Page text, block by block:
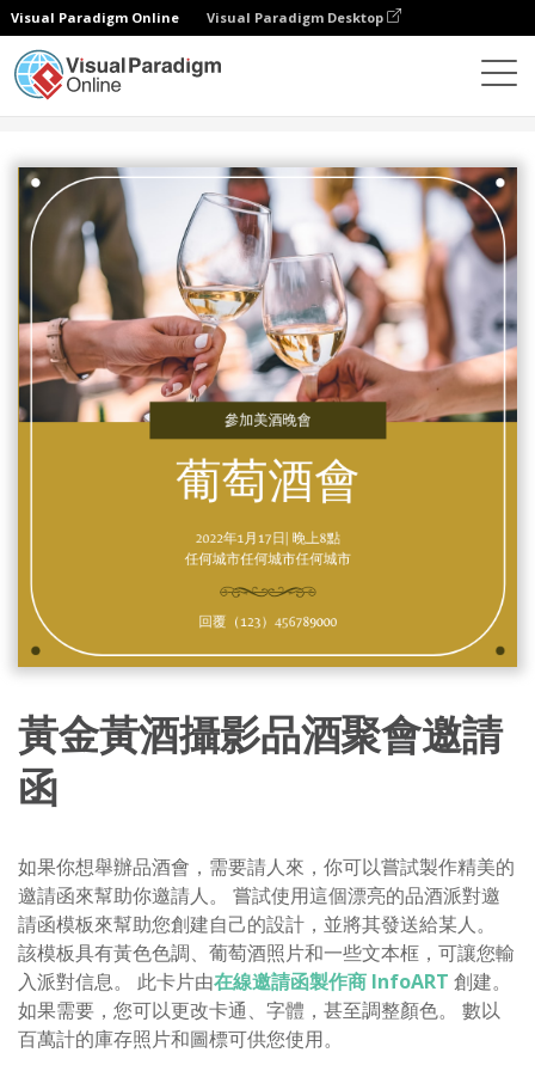
Visual Paradigm Online Visual Paradigm Desktop
黃金黃酒攝影品酒聚會邀請
函
如果你想舉辦品酒會，需要請人來，你可以嘗試製作精美的
邀請函來幫助你邀請人。 嘗試使用這個漂亮的品酒派對邀
請函模板來幫助您創建自己的設計，並將其發送給某人。
該模板具有黃色色調、葡萄酒照片和一些文本框，可讓您輸
入派對信息。 此卡片由在線邀請函製作商 InfoART 創建。
如果需要，您可以更改卡通、字體，甚至調整顏色。 數以
百萬計的庫存照片和圖標可供您使用。